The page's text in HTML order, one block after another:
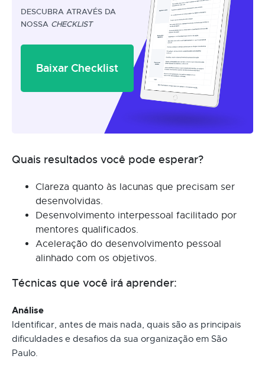
DESCUBRA ATRAVÉS DA
NOSSA CHECKLIST
Baixar Checklist
Quais resultados você pode esperar?
Clareza quanto às lacunas que precisam ser
desenvolvidas.
Desenvolvimento interpessoal facilitado por
mentores qualificados.
Aceleração do desenvolvimento pessoal
alinhado com os objetivos.
Técnicas que você irá aprender:
Análise
Identificar, antes de mais nada, quais são as principais
dificuldades e desafios da sua organização em São
Paulo.